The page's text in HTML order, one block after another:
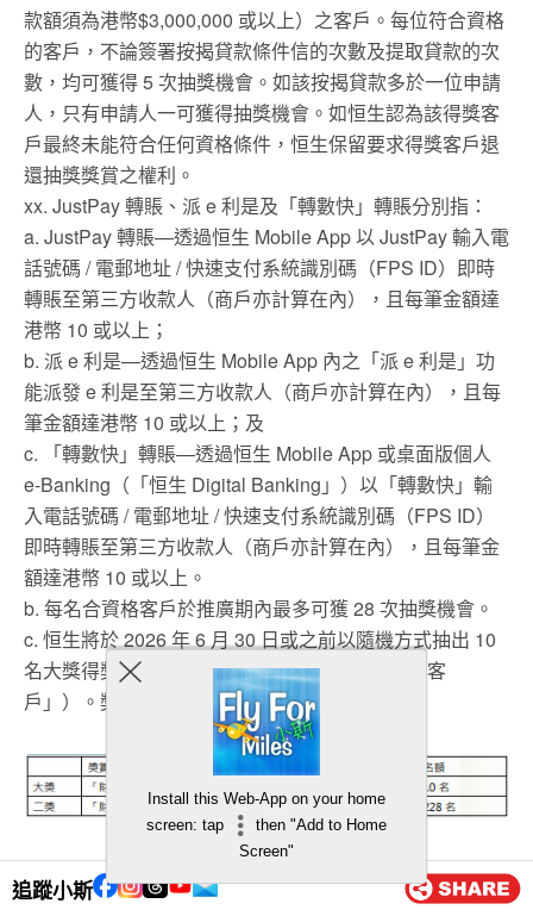
追蹤小斯
款額須為港幣$3,000,000 或以上）之客戶。每位符合資格
的客戶，不論簽署按揭貸款條件信的次數及提取貸款的次
數，均可獲得 5 次抽獎機會。如該按揭貸款多於一位申請
人，只有申請人一可獲得抽獎機會。如恒生認為該得獎客
戶最終未能符合任何資格條件，恒生保留要求得獎客戶退
還抽獎獎賞之權利。
xx. JustPay 轉賬、派 e 利是及「轉數快」轉賬分別指：
a. JustPay 轉賬—透過恒生 Mobile App 以 JustPay 輸入電
話號碼 / 電郵地址 / 快速支付系統識別碼（FPS ID）即時
轉賬至第三方收款人（商戶亦計算在內），且每筆金額達
港幣 10 或以上；
b. 派 e 利是—透過恒生 Mobile App 內之「派 e 利是」功
能派發 e 利是至第三方收款人（商戶亦計算在內），且每
筆金額達港幣 10 或以上；及
c. 「轉數快」轉賬—透過恒生 Mobile App 或桌面版個人
e-Banking（「恒生 Digital Banking」）以「轉數快」輸
入電話號碼 / 電郵地址 / 快速支付系統識別碼（FPS ID）
即時轉賬至第三方收款人（商戶亦計算在內），且每筆金
額達港幣 10 或以上。
b. 每名合資格客戶於推廣期內最多可獲 28 次抽獎機會。
c. 恒生將於 2026 年 6 月 30 日或之前以隨機方式抽出 10
名大獎得獎客戶及 228 名二獎得獎客戶（「得獎客
戶」）。獎賞詳情如下：
*「財神駿馬」999.9 足金金章 (6.1 克) 之直徑為 35 毫米，
根據 2025 年 10 月 28 日由供應商定立之金價，
Install this Web-App on your home
screen: tap
then "Add to Home
Screen"